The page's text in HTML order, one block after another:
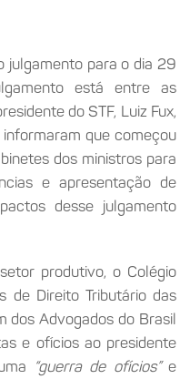
julgamento para o dia 29
está entre as
do STF, Luiz Fux,
que começou
dos ministros para
e apresentação de
desse julgamento
produtivo, o Colégio
de Direito Tributário das
dos Advogados do Brasil
e ofícios ao presidente
“guerra de ofícios”e